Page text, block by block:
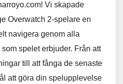
Vi skapade
Overwatch 2-spelare en
navigera genom alla
spelet erbjuder. Från att
till att fånga de senaste
att göra din spelupplevelse